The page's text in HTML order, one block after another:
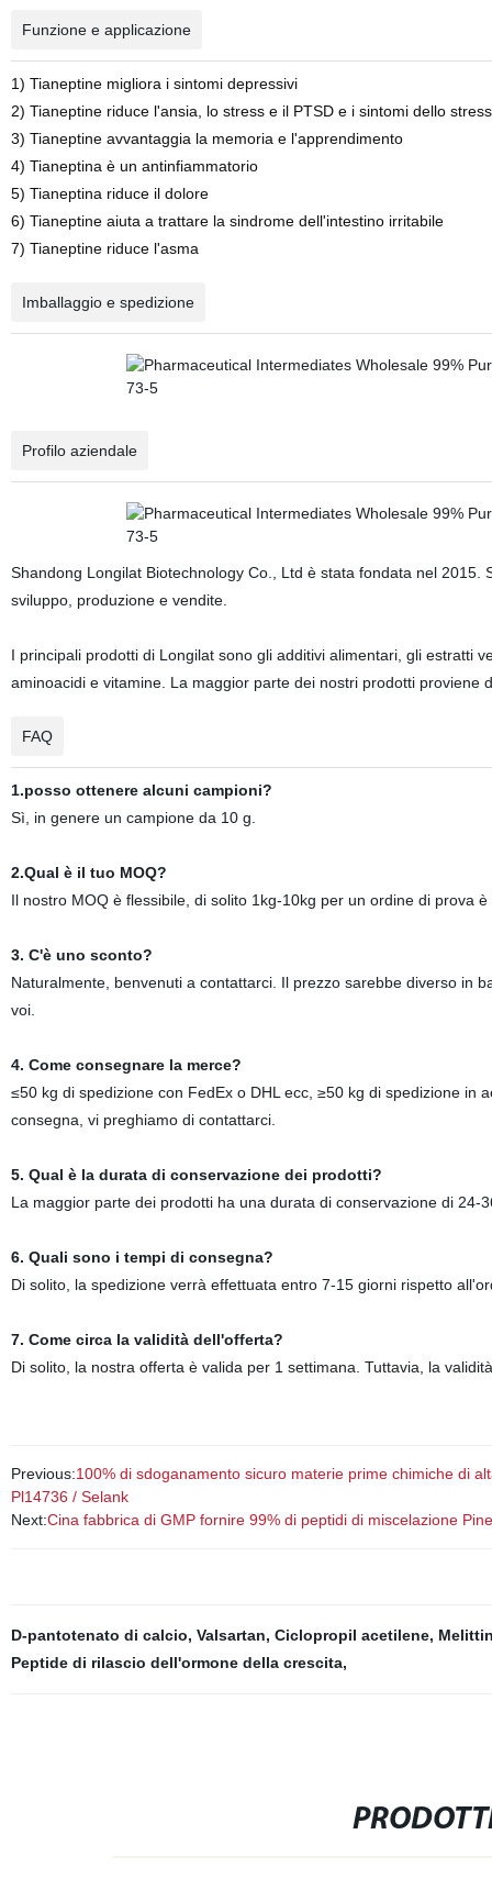
Funzione e applicazione
1) Tianeptine migliora i sintomi depressivi
2) Tianeptine riduce l'ansia, lo stress e il PTSD e i sintomi dello
3) Tianeptine avvantaggia la memoria e l'apprendimento
4) Tianeptina è un antinfiammatorio
5) Tianeptina riduce il dolore
6) Tianeptine aiuta a trattare la sindrome dell'intestino irritabile
7) Tianeptine riduce l'asma
Imballaggio e spedizione
Profilo aziendale
Shandong Longilat Biotechnology Co., Ltd è stata fondata nel
sviluppo, produzione e vendite.
I principali prodotti di Longilat sono gli additivi alimentari, gli estratti
aminoacidi e vitamine. La maggior parte dei nostri prodotti
FAQ
1.posso ottenere alcuni campioni?
Sì, in genere un campione da 10 g.
2.Qual è il tuo MOQ?
Il nostro MOQ è flessibile, di solito 1kg-10kg per un ordine di prova è
3. C'è uno sconto?
Naturalmente, benvenuti a contattarci. Il prezzo sarebbe diverso in
voi.
4. Come consegnare la merce?
≤50 kg di spedizione con FedEx o DHL ecc, ≥50 kg di spedizione in
consegna, vi preghiamo di contattarci.
5. Qual è la durata di conservazione dei prodotti?
La maggior parte dei prodotti ha una durata di conservazione di
6. Quali sono i tempi di consegna?
Di solito, la spedizione verrà effettuata entro 7-15 giorni rispetto
7. Come circa la validità dell'offerta?
Di solito, la nostra offerta è valida per 1 settimana. Tuttavia, la
Previous:100% di sdoganamento sicuro materie prime chimiche di
Pl14736 / Selank
Next:Cina fabbrica di GMP fornire 99% di peptidi di miscelazione
D-pantotenato di calcio, Valsartan, Ciclopropil acetilene,
Peptide di rilascio dell'ormone della crescita,